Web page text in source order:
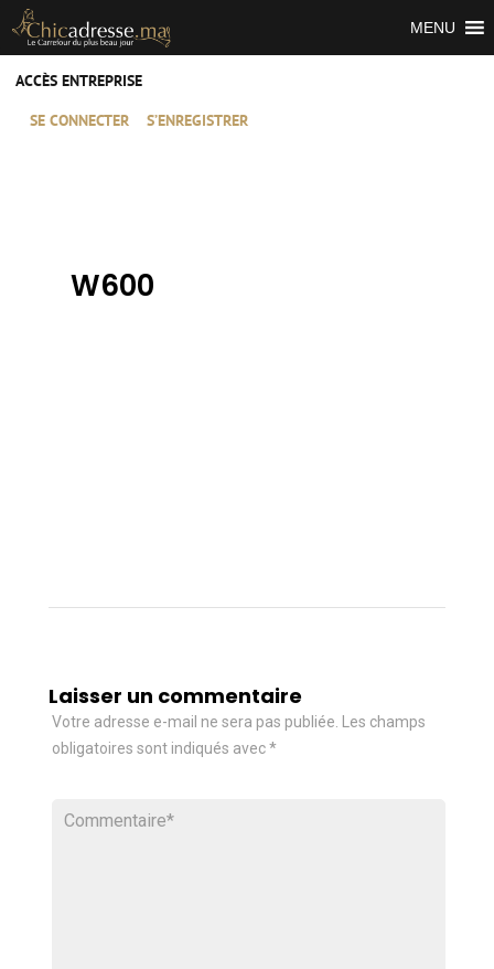
ACCÈS ENTREPRISE
S’ENREGISTRER
SE CONNECTER
MENU
W600
Laisser un commentaire
Votre adresse e-mail ne sera pas publiée.
Les champs
obligatoires sont indiqués avec*